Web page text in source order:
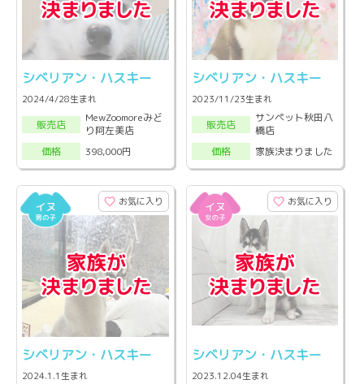
シベリアン・ハスキー
2024/4/28生まれ
販売店
MewZoomoreみど
り阿左美店
価格
398,000円
シベリアン・ハスキー
2023/11/23生まれ
販売店
サンペット秋田八
橋店
価格
家族決まりました
お気に入り
シベリアン・ハスキー
2024.1.1生まれ
お気に入り
シベリアン・ハスキー
2023.12.04生まれ